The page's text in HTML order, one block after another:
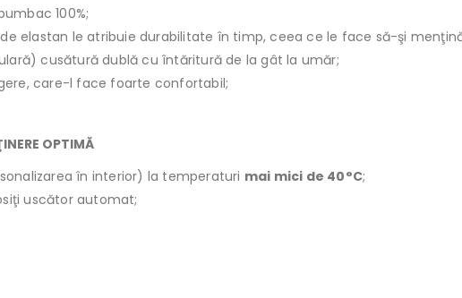
100%;
elastan le atribuie durabilitate în timp, ceea ce le face să-şi
cusătură dublă cu întăritură de la gât la umăr;
care-l face foarte confortabil;
OPTIMĂ
în interior) la temperaturi mai mici de 40°C;
uscător automat;